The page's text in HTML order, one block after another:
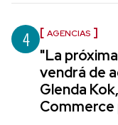
4 AGENCIAS
"La
vendrá de
Glenda
Commerce